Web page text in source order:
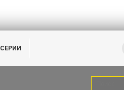
СЕРИИ